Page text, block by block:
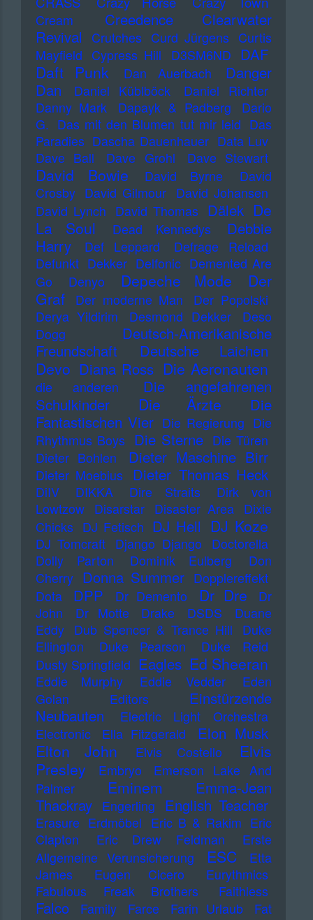
Cream
Creedence Clearwater
Revival
Crutches Curd Jürgens Curtis
Mayfield Cypress Hill D3SM6ND DAF
Daft Punk Dan Auerbach
Danger
Dan
Daniel Küblböck
Daniel Richter
Danny Mark
Dapayk & Padberg
Dario
G. Das mit den Blumen tut mir leid Das
Paradies Dascha Dauenhauer Data Luv
Dave Ball
Dave Grohl Dave Stewart
David Bowie David Byrne
David
Crosby David Gilmour David Johansen
David Lynch David Thomas Dälek De
La Soul
Dead Kennedys
Debbie
Harry
Def Leppard
Defrage Reload
Defunkt Dekker Delfonic Demented Are
Go
Denyo Depeche Mode
Der
Graf
Der moderne Man
Der Popolski
Derya Yildirim
Desmond Dekker
Deso
Dogg
Deutsch-Amerikanische
Freundschaft
Deutsche Laichen
Devo Diana Ross Die Aeronauten
die anderen
Die angefahrenen
Schulkinder
Die Ärzte
Die
Fantastischen Vier Die Regierung Die
Rhythmus Boys Die Sterne Die Türen
Dieter Bohlen
Dieter Maschine Birr
Dieter Moebius Dieter Thomas Heck
DiIV DIKKA Dire Straits
Dirk von
Lowtzow
Disarstar Disaster Area
Dixie
Chicks DJ Fetisch DJ Hell DJ Koze
DJ Tomcraft Django Django
Doctorella
Dolly Parton
Dominik Eulberg
Don
Cherry Donna Summer Dopplereffekt
Dota
DPP Dr Demento Dr Dre
Dr
John
Dr Motte Drake DSDS
Duane
Eddy
Dub Spencer & Trance Hill
Duke
Ellington
Duke Pearson
Duke Reid
Dusty Springfield Eagles Ed Sheeran
Eddie Murphy Eddie Vedder
Eden
Golan
Editors
Einstürzende
Neubauten
Electric Light Orchestra
Electronic
Ella Fitzgerald Elon Musk
Elton John Elvis Costello
Elvis
Presley
Embryo
Emerson Lake And
Palmer
Eminem
Emma-Jean
Thackray
Engerling English Teacher
Erasure Erdmöbel Eric B & Rakim Eric
Clapton
Eric Drew Feldman
Erste
Allgemeine Verunsicherung
ESC
Etta
James
Eugen Cicero
Eurythmics
Fabulous Freak Brothers
Faithless
Falco Family Farce Farin Urlaub
Fat